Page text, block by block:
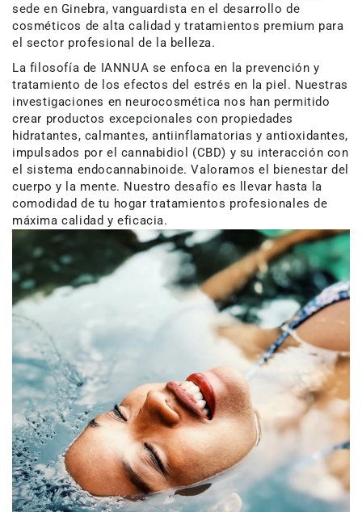
sede en Ginebra, vanguardista en el desarrollo de
cosméticos de alta calidad y tratamientos premium para
el sector profesional de la belleza.
La filosofía de IANNUA se enfoca en la prevención y
tratamiento de los efectos del estrés en la piel. Nuestras
investigaciones en neurocosmética nos han permitido
crear productos excepcionales con propiedades
hidratantes, calmantes, antiinflamatorias y antioxidantes,
impulsados por el cannabidiol (CBD) y su interacción con
el sistema endocannabinoide. Valoramos el bienestar del
cuerpo y la mente. Nuestro desafío es llevar hasta la
comodidad de tu hogar tratamientos profesionales de
máxima calidad y eficacia.